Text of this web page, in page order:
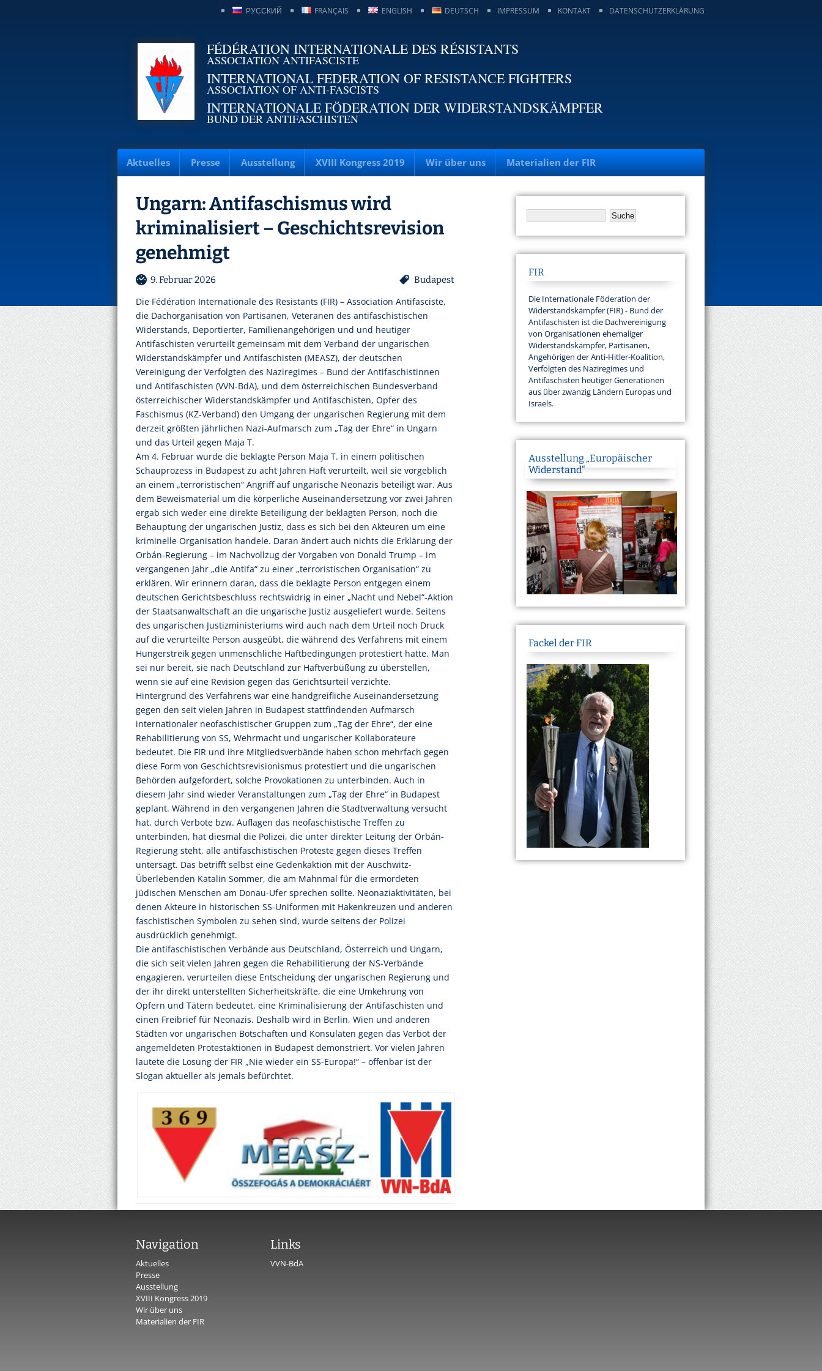
DATENSCHUTZERKLÄRUNG
KONTAKT
IMPRESSUM
DEUTSCH
ENGLISH
FRANÇAIS
РУССКИЙ
FÉDÉRATION INTERNATIONALE DES RÉSISTANTS
ASSOCIATION ANTIFASCISTE
INTERNATIONAL FEDERATION OF RESISTANCE FIGHTERS
ASSOCIATION OF ANTI-FASCISTS
INTERNATIONALE FÖDERATION DER WIDERSTANDSKÄMPFER
BUND DER ANTIFASCHISTEN
Aktuelles Presse Ausstellung XVIII Kongress 2019 Wir über uns Materialien der FIR
Ungarn: Antifaschismus wird
kriminalisiert – Geschichtsrevision
genehmigt
9. Februar 2026 Budapest
Die Fédération Internationale des Resistants (FIR) – Association Antifasciste,
die Dachorganisation von Partisanen, Veteranen des antifaschistischen
Widerstands, Deportierter, Familienangehörigen und und heutiger
Antifaschisten verurteilt gemeinsam mit dem Verband der ungarischen
Widerstandskämpfer und Antifaschisten (MEASZ), der deutschen
Vereinigung der Verfolgten des Naziregimes – Bund der Antifaschistinnen
und Antifaschisten (VVN-BdA), und dem österreichischen Bundesverband
österreichischer Widerstandskämpfer und Antifaschisten, Opfer des
Faschismus (KZ-Verband) den Umgang der ungarischen Regierung mit dem
derzeit größten jährlichen Nazi-Aufmarsch zum „Tag der Ehre“ in Ungarn
und das Urteil gegen Maja T.
Am 4. Februar wurde die beklagte Person Maja T. in einem politischen
Schauprozess in Budapest zu acht Jahren Haft verurteilt, weil sie vorgeblich
an einem „terroristischen“ Angriff auf ungarische Neonazis beteiligt war. Aus
dem Beweismaterial um die körperliche Auseinandersetzung vor zwei Jahren
ergab sich weder eine direkte Beteiligung der beklagten Person, noch die
Behauptung der ungarischen Justiz, dass es sich bei den Akteuren um eine
kriminelle Organisation handele. Daran ändert auch nichts die Erklärung der
Orbán-Regierung – im Nachvollzug der Vorgaben von Donald Trump – im
vergangenen Jahr „die Antifa“ zu einer „terroristischen Organisation“ zu
erklären. Wir erinnern daran, dass die beklagte Person entgegen einem
deutschen Gerichtsbeschluss rechtswidrig in einer „Nacht und Nebel“-Aktion
der Staatsanwaltschaft an die ungarische Justiz ausgeliefert wurde. Seitens
des ungarischen Justizministeriums wird auch nach dem Urteil noch Druck
auf die verurteilte Person ausgeübt, die während des Verfahrens mit einem
Hungerstreik gegen unmenschliche Haftbedingungen protestiert hatte. Man
sei nur bereit, sie nach Deutschland zur Haftverbüßung zu überstellen,
wenn sie auf eine Revision gegen das Gerichtsurteil verzichte.
Hintergrund des Verfahrens war eine handgreifliche Auseinandersetzung
gegen den seit vielen Jahren in Budapest stattfindenden Aufmarsch
internationaler neofaschistischer Gruppen zum „Tag der Ehre“, der eine
Rehabilitierung von SS, Wehrmacht und ungarischer Kollaborateure
bedeutet. Die FIR und ihre Mitgliedsverbände haben schon mehrfach gegen
diese Form von Geschichtsrevisionismus protestiert und die ungarischen
Behörden aufgefordert, solche Provokationen zu unterbinden. Auch in
diesem Jahr sind wieder Veranstaltungen zum „Tag der Ehre“ in Budapest
geplant. Während in den vergangenen Jahren die Stadtverwaltung versucht
hat, durch Verbote bzw. Auflagen das neofaschistische Treffen zu
unterbinden, hat diesmal die Polizei, die unter direkter Leitung der Orbán-
Regierung steht, alle antifaschistischen Proteste gegen dieses Treffen
untersagt. Das betrifft selbst eine Gedenkaktion mit der Auschwitz-
Überlebenden Katalin Sommer, die am Mahnmal für die ermordeten
jüdischen Menschen am Donau-Ufer sprechen sollte. Neonaziaktivitäten, bei
denen Akteure in historischen SS-Uniformen mit Hakenkreuzen und anderen
faschistischen Symbolen zu sehen sind, wurde seitens der Polizei
ausdrücklich genehmigt.
Die antifaschistischen Verbände aus Deutschland, Österreich und Ungarn,
die sich seit vielen Jahren gegen die Rehabilitierung der NS-Verbände
engagieren, verurteilen diese Entscheidung der ungarischen Regierung und
der ihr direkt unterstellten Sicherheitskräfte, die eine Umkehrung von
Opfern und Tätern bedeutet, eine Kriminalisierung der Antifaschisten und
einen Freibrief für Neonazis. Deshalb wird in Berlin, Wien und anderen
Städten vor ungarischen Botschaften und Konsulaten gegen das Verbot der
angemeldeten Protestaktionen in Budapest demonstriert. Vor vielen Jahren
lautete die Losung der FIR „Nie wieder ein SS-Europa!“ – offenbar ist der
Slogan aktueller als jemals befürchtet.
FIR
Die Internationale Föderation der
Widerstandskämpfer (FIR) - Bund der
Antifaschisten ist die Dachvereinigung
von Organisationen ehemaliger
Widerstandskämpfer, Partisanen,
Angehörigen der Anti-Hitler-Koalition,
Verfolgten des Naziregimes und
Antifaschisten heutiger Generationen
aus über zwanzig Ländern Europas und
Israels.
Ausstellung „Europäischer
Widerstand“
Fackel der FIR
Navigation
Aktuelles
Presse
Ausstellung
XVIII Kongress 2019
Wir über uns
Materialien der FIR
Links
VVN-BdA